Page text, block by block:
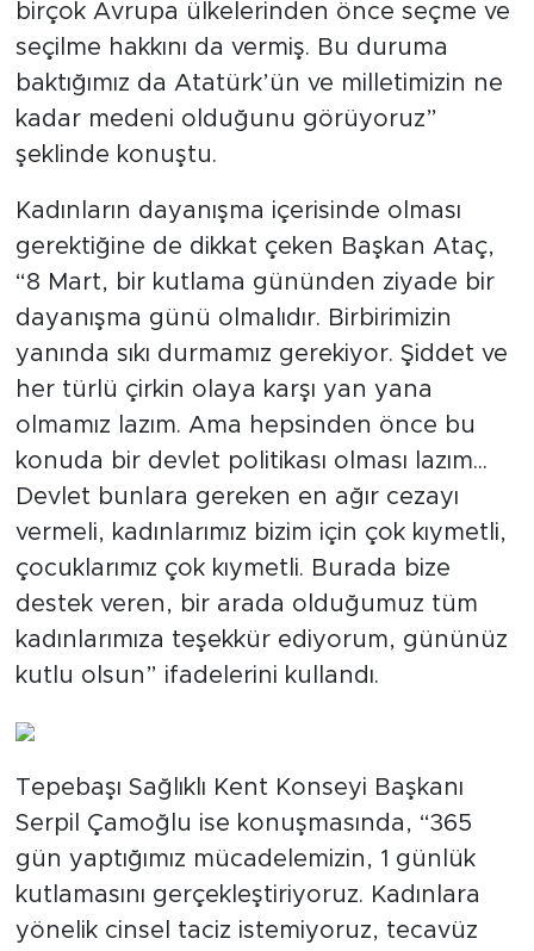
birçok Avrupa ülkelerinden önce seçme ve
seçilme hakkını da vermiş. Bu duruma
baktığımız da Atatürk’ün ve milletimizin ne
kadar medeni olduğunu görüyoruz”
şeklinde konuştu.
Kadınların dayanışma içerisinde olması
gerektiğine de dikkat çeken Başkan Ataç,
“8 Mart, bir kutlama gününden ziyade bir
dayanışma günü olmalıdır. Birbirimizin
yanında sıkı durmamız gerekiyor. Şiddet ve
her türlü çirkin olaya karşı yan yana
olmamız lazım. Ama hepsinden önce bu
konuda bir devlet politikası olması lazım...
Devlet bunlara gereken en ağır cezayı
vermeli, kadınlarımız bizim için çok kıymetli,
çocuklarımız çok kıymetli. Burada bize
destek veren, bir arada olduğumuz tüm
kadınlarımıza teşekkür ediyorum, gününüz
kutlu olsun” ifadelerini kullandı.
Tepebaşı Sağlıklı Kent Konseyi Başkanı
Serpil Çamoğlu ise konuşmasında, “365
gün yaptığımız mücadelemizin, 1 günlük
kutlamasını gerçekleştiriyoruz. Kadınlara
yönelik cinsel taciz istemiyoruz, tecavüz